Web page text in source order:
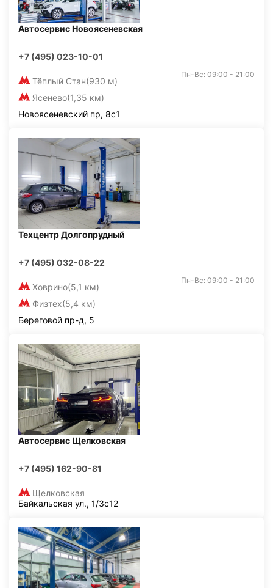
Автосервис Новоясеневская
+7 (495) 023-10-01
Тёплый Стан(930 м)
Ясенево(1,35 км)
Пн-Вс: 09:00 - 21:00
Новоясеневский пр, 8с1
Техцентр Долгопрудный
+7 (495) 032-08-22
Ховрино(5,1 км)
Физтех(5,4 км)
Пн-Вс: 09:00 - 21:00
Береговой пр-д, 5
Автосервис Щелковская
+7 (495) 162-90-81
Щелковская
Байкальская ул., 1/3с12